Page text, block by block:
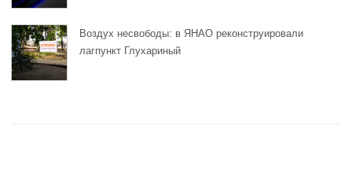
Воздух несвободы: в ЯНАО реконструировали
лагпункт Глухариный